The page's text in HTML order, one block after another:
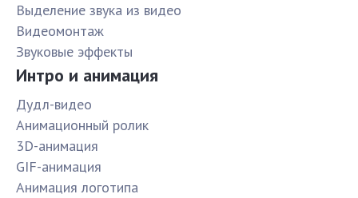
Выделение звука из видео
Видеомонтаж
Звуковые эффекты
Интро и анимация
Дудл-видео
Анимационный ролик
3D-анимация
GIF-анимация
Анимация логотипа